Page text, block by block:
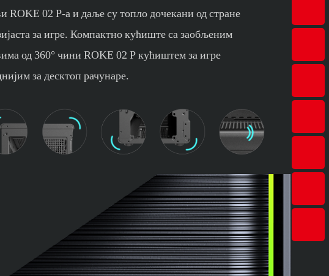
ROKE 02 P-а и даље су топло дочекани од стране
за игре. Компактно кућиште са заобљеним
од 360° чини ROKE 02 P кућиштем за игре
за десктоп рачунаре.